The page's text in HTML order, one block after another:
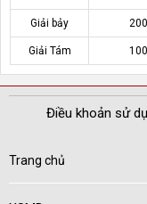
Giải bảy
Giải Tám
Điều khoản sử
Trang chủ